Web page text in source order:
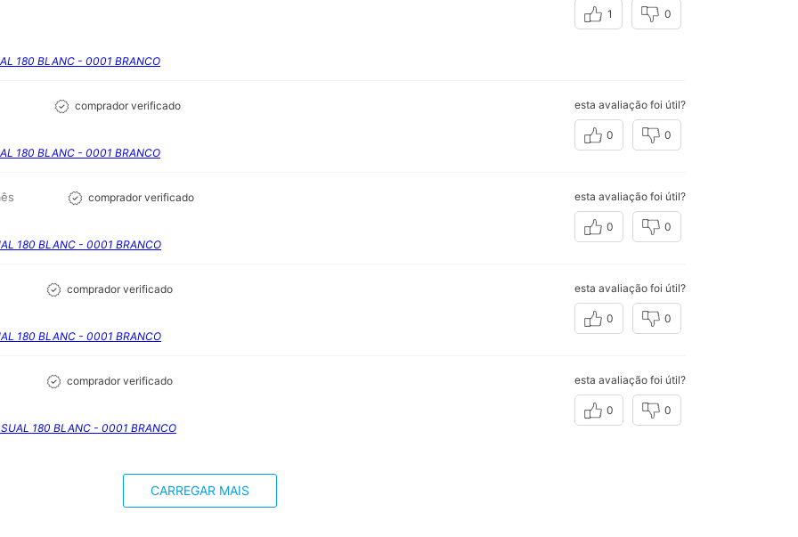
180 BLANC - 0001 BRANCO
1 0
comprador verificado
180 BLANC - 0001 BRANCO
esta avaliação foi útil?
0 0
comprador verificado
180 BLANC - 0001 BRANCO
esta avaliação foi útil?
0 0
comprador verificado
180 BLANC - 0001 BRANCO
esta avaliação foi útil?
0 0
comprador verificado
180 BLANC - 0001 BRANCO
esta avaliação foi útil?
0 0
CARREGAR MAIS